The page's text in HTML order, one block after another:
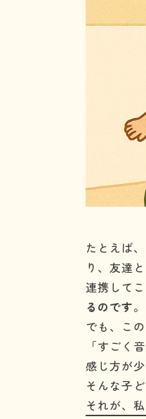
たとえば
り、友達
連携して
るのです。
でも、こ
「すごく
感じ方が
そんな子
それが、